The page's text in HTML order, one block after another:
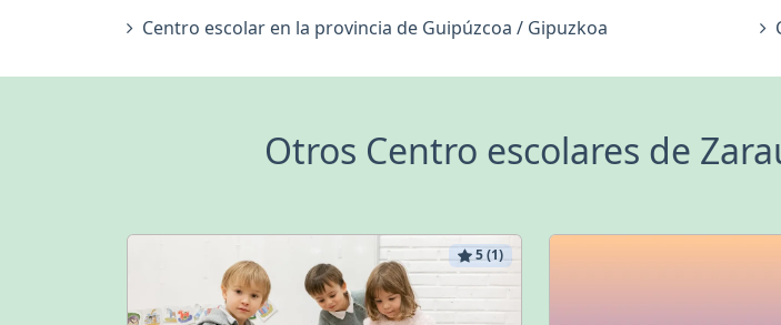
Centro escolar en la provincia de Guipúzcoa / Gipuzkoa
Otros Centro escolares de
5 (1)